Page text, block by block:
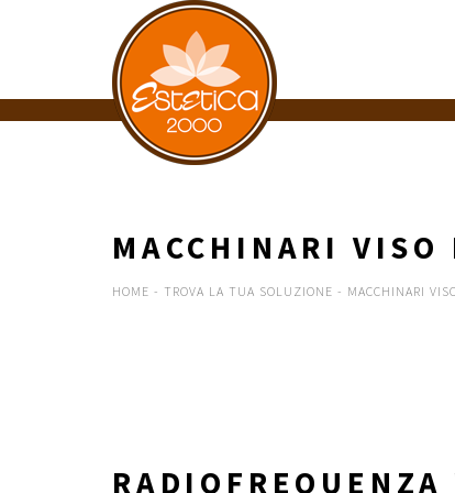
MACCHINARI VISO
HOME - TROVA LA TUA SOLUZIONE - MACCHINARI